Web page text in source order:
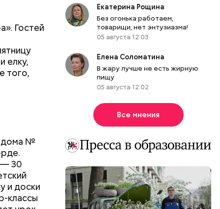
Гостей
елку,
того,
дома №
— 30
и доски
классы
Екатерина Рощина
Без огонька работаем,
товарищи, нет энтузиазма!
05 августа 12:03
Елена Соломатина
В жару лучше не есть жирную
пищу
05 августа 12:02
Все мнения